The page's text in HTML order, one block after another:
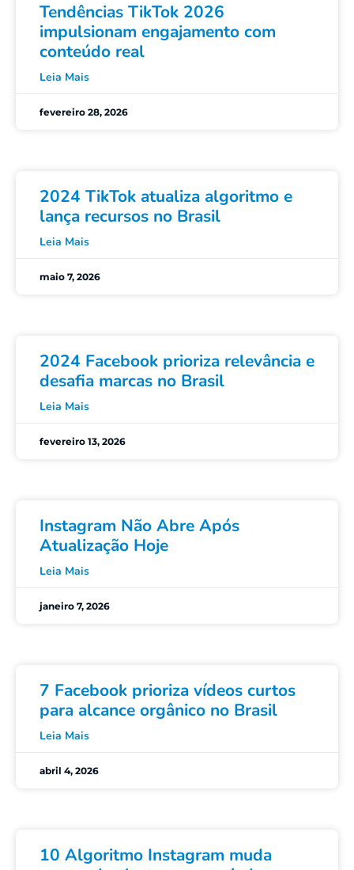
Tendências TikTok 2026
impulsionam engajamento com
conteúdo real
Leia Mais
fevereiro 28, 2026
2024 TikTok atualiza algoritmo e
lança recursos no Brasil
Leia Mais
maio 7, 2026
2024 Facebook prioriza relevância e
desafia marcas no Brasil
Leia Mais
fevereiro 13, 2026
Instagram Não Abre Após
Atualização Hoje
Leia Mais
janeiro 7, 2026
7 Facebook prioriza vídeos curtos
para alcance orgânico no Brasil
Leia Mais
abril 4, 2026
10 Algoritmo Instagram muda